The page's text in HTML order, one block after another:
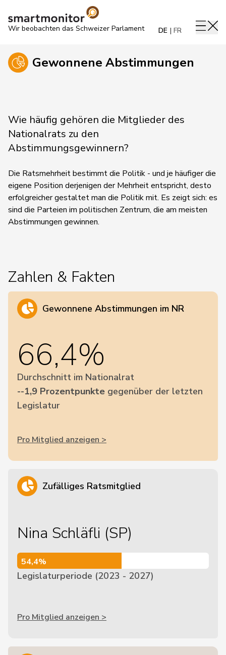
Wir beobachten das Schweizer Parlament DE FR
Gewonnene Abstimmungen
Wie häufig gehören die Mitglieder des
Nationalrats zu den
Abstimmungsgewinnern?
Die Ratsmehrheit bestimmt die Politik - und je häufiger die
eigene Position derjenigen der Mehrheit entspricht, desto
erfolgreicher gestaltet man die Politik mit. Es zeigt sich: es
sind die Parteien im politischen Zentrum, die am meisten
Abstimmungen gewinnen.
Zahlen & Fakten
Gewonnene Abstimmungen im NR
66,4%
Durchschnitt im Nationalrat
--1,9 Prozentpunkte gegenüber der letzten
Legislatur
Pro Mitglied anzeigen >
Zufälliges Ratsmitglied
Nina Schläfli (SP)
54,4%
54,4%
Legislaturperiode (2023 - 2027)
Pro Mitglied anzeigen >